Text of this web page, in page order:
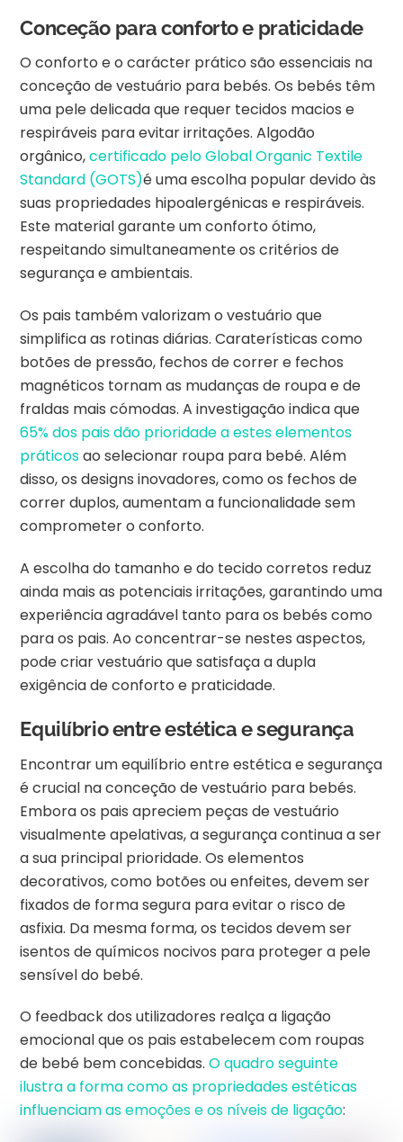
Conceção para conforto e praticidade
O conforto e o carácter prático são essenciais na
conceção de vestuário para bebés. Os bebés têm
uma pele delicada que requer tecidos macios e
respiráveis para evitar irritações. Algodão
orgânico,certificado pelo Global Organic Textile
Standard (GOTS)é uma escolha popular devido às
suas propriedades hipoalergénicas e respiráveis.
Este material garante um conforto ótimo,
respeitando simultaneamente os critérios de
segurança e ambientais.
Os pais também valorizam o vestuário que
simplifica as rotinas diárias. Caraterísticas como
botões de pressão, fechos de correr e fechos
magnéticos tornam as mudanças de roupa e de
fraldas mais cómodas. A investigação indica que
65% dos pais dão prioridade a estes elementos
práticosao selecionar roupa para bebé. Além
disso, os designs inovadores, como os fechos de
correr duplos, aumentam a funcionalidade sem
comprometer o conforto.
A escolha do tamanho e do tecido corretos reduz
ainda mais as potenciais irritações, garantindo uma
experiência agradável tanto para os bebés como
para os pais. Ao concentrar-se nestes aspectos,
pode criar vestuário que satisfaça a dupla
exigência de conforto e praticidade.
Equilíbrio entre estética e segurança
Encontrar um equilíbrio entre estética e segurança
é crucial na conceção de vestuário para bebés.
Embora os pais apreciem peças de vestuário
visualmente apelativas, a segurança continua a ser
a sua principal prioridade. Os elementos
decorativos, como botões ou enfeites, devem ser
fixados de forma segura para evitar o risco de
asfixia. Da mesma forma, os tecidos devem ser
isentos de químicos nocivos para proteger a pele
sensível do bebé.
O feedback dos utilizadores realça a ligação
emocional que os pais estabelecem com roupas
de bebé bem concebidas.O quadro seguinte
ilustra a forma como as propriedades estéticas
influenciam as emoções e os níveis de ligação: